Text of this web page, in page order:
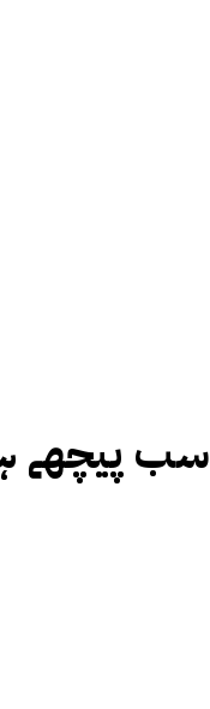
سب پیچھے